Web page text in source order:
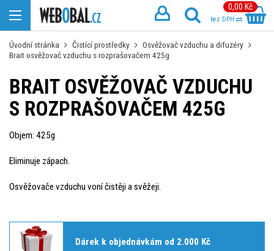
0,00 Kč
bez DPH
Úvodní stránka Čistící prostředky
Osvěžovač vzduchu a difuzéry
Brait osvěžovač vzduchu s rozprašovačem 425g
BRAIT OSVĚŽOVAČ VZDUCHU
S ROZPRAŠOVAČEM 425G
Objem: 425g
Eliminuje zápach.
Osvěžovače vzduchu voní čistěji a svěžeji.
Dárek k objednávkám od 2.000 Kč